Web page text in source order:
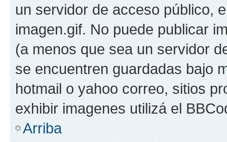
un servidor de acceso público,
imagen.gif. No puede publicar
(a menos que sea un servidor
se encuentren guardadas bajo
hotmail o yahoo correo, sitios
exhibir imagenes utilizá el
Arriba